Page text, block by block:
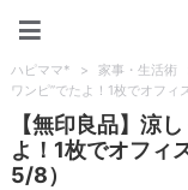
ハピママ* > 家事・生活術
ワンピ”でたよ！1枚でオフ
【無印良品】涼
よ！1枚でオフィ
5/8）